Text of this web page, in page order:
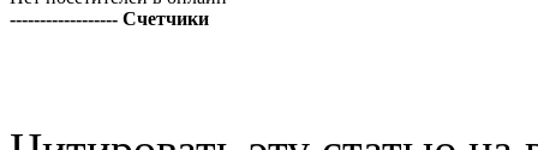
------------------ Счетчики